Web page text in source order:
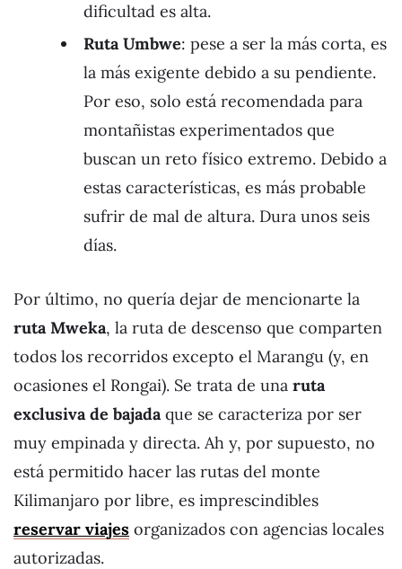
dificultad es alta.
Ruta Umbwe: pese a ser la más corta, es
la más exigente debido a su pendiente.
Por eso, solo está recomendada para
montañistas experimentados que
buscan un reto físico extremo. Debido a
estas características, es más probable
sufrir de mal de altura. Dura unos seis
días.
Por último, no quería dejar de mencionarte la
ruta Mweka, la ruta de descenso que comparten
todos los recorridos excepto el Marangu (y, en
ocasiones el Rongai). Se trata de una ruta
exclusiva de bajadaque se caracteriza por ser
muy empinada y directa. Ah y, por supuesto, no
está permitido hacer las rutas del monte
Kilimanjaro por libre, es imprescindibles
reservar viajes organizados con agencias locales
autorizadas.